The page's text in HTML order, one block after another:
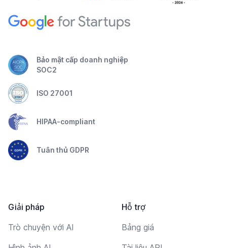
Bảo mật cấp doanh nghiệp
SOC2
ISO 27001
HIPAA-compliant
Tuân thủ GDPR
Giải pháp
Trò chuyện với AI
Hỗ trợ
Bảng giá